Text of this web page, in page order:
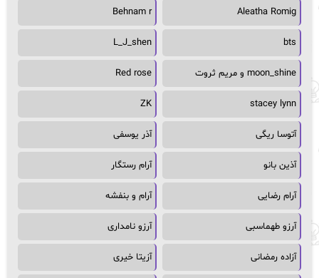
Aleatha Romig
Behnam r
bts
L_J_shen
moon_shine و مریم ثروت Red rose
stacey lynn
ZK
آتوسا ریگی آذر یوسفی
آذین بانو آرام رستگار
آرام رضایی آرام و بنفشه
آرزو طهماسبی آرزو نامداری
آزاده رمضانی آزیتا خیری